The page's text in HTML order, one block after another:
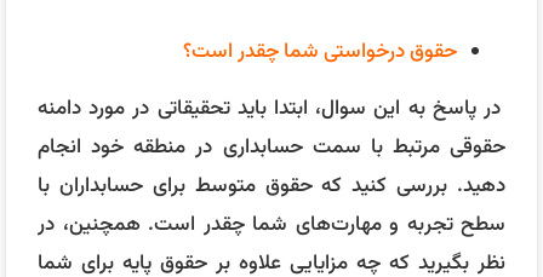
بیشتر بخوانید:تاریخچه علم حسابداری و فدراسیون
حسابداری